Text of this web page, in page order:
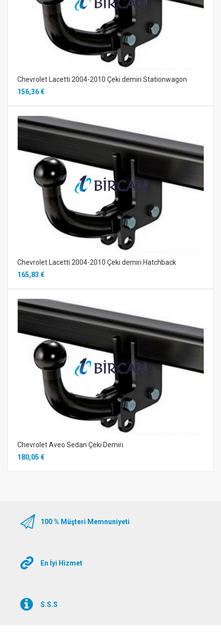
Chevrolet Lacetti 2004-2010 Çeki demiri Stationwagon
156,36 €
Chevrolet Lacetti 2004-2010 Çeki demiri Hatchback
165,83 €
Chevrolet Aveo Sedan Çeki Demiri
180,05 €
100 % Müşteri Memnuniyeti
En İyi Hizmet
S.S.S